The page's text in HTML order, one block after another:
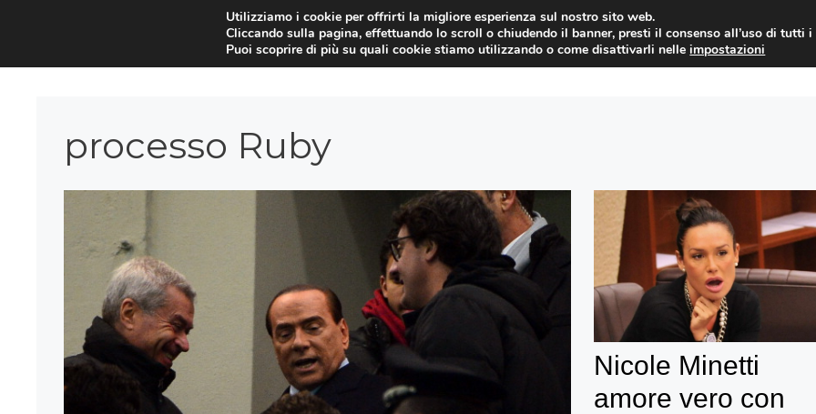
YUAN COIN GOSSIP NEWS DAL
processo Ruby
Nicole Minetti
amore vero con
Utilizziamo i cookie per offrirti la migliore esperienza sul nostro sito web.
Cliccando sulla pagina, effettuando lo scroll o chiudendo il banner, presti il consenso all’uso di tutti
Puoi scoprire di più su quali cookie stiamo utilizzando o come disattivarli nelleimpostazioni